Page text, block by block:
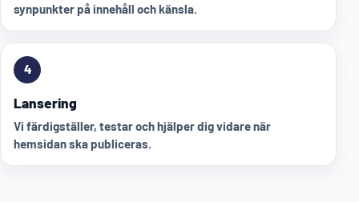
synpunkter på innehåll och känsla.
4
Lansering
Vi färdigställer, testar och hjälper dig vidare när
hemsidan ska publiceras.